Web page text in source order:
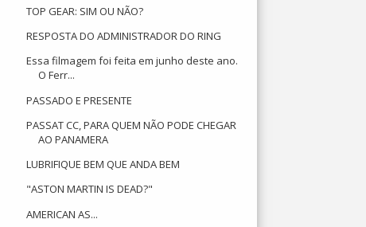
TOP GEAR: SIM OU NÃO?
RESPOSTA DO ADMINISTRADOR DO RING
Essa filmagem foi feita em junho deste ano.
O Ferr...
PASSADO E PRESENTE
PASSAT CC, PARA QUEM NÃO PODE CHEGAR
AO PANAMERA
LUBRIFIQUE BEM QUE ANDA BEM
"ASTON MARTIN IS DEAD?"
AMERICAN AS...